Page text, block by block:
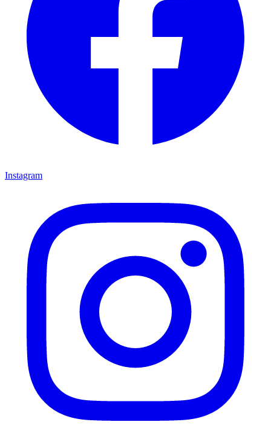
Instagram